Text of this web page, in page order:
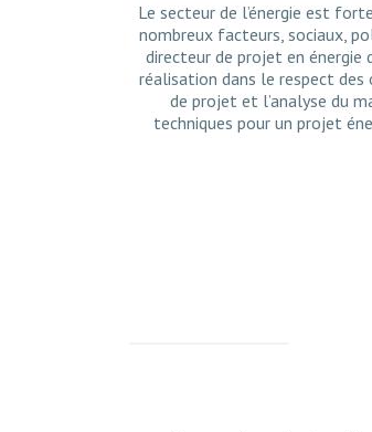
Le secteur de l’énergie est
nombreux facteurs, sociaux,
directeur de projet en énergie
réalisation dans le respect
de projet et l’analyse du
techniques pour un projet